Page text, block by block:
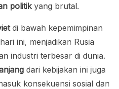
politikyang brutal.
di bawah kepemimpinan
ini, menjadikan Rusia
industri terbesar di dunia.
dari kebijakan ini juga
konsekuensi sosial dan